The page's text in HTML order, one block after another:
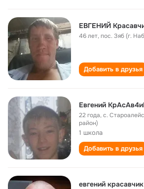
ЕВГЕНИЙ
46 лет,пос. Зяб (г.
Добавить в друзья
Евгений
22 года,с.
район)
1 школа
Добавить в друзья
евгений красавчик